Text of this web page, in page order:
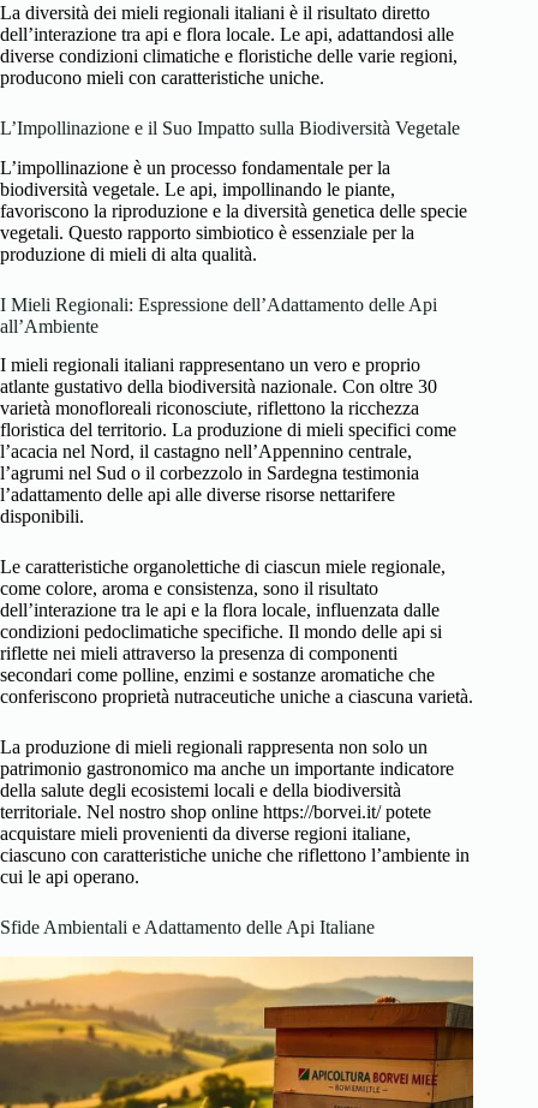
La diversità dei mieli regionali italiani è il risultato diretto
dell’interazione tra api e flora locale. Le api, adattandosi alle
diverse condizioni climatiche e floristiche delle varie regioni,
producono mieli con caratteristiche uniche.
L’Impollinazione e il Suo Impatto sulla Biodiversità Vegetale
L’impollinazione è un processo fondamentale per la
biodiversità vegetale. Le api, impollinando le piante,
favoriscono la riproduzione e la diversità genetica delle specie
vegetali. Questo rapporto simbiotico è essenziale per la
produzione di mieli di alta qualità.
I Mieli Regionali: Espressione dell’Adattamento delle Api
all’Ambiente
I mieli regionali italiani rappresentano un vero e proprio
atlante gustativo della biodiversità nazionale. Con oltre 30
varietà monofloreali riconosciute, riflettono la ricchezza
floristica del territorio. La produzione di mieli specifici come
l’acacia nel Nord, il castagno nell’Appennino centrale,
l’agrumi nel Sud o il corbezzolo in Sardegna testimonia
l’adattamento delle api alle diverse risorse nettarifere
disponibili.
Le caratteristiche organolettiche di ciascun miele regionale,
come colore, aroma e consistenza, sono il risultato
dell’interazione tra le api e la flora locale, influenzata dalle
condizioni pedoclimatiche specifiche. Il mondo delle api si
riflette nei mieli attraverso la presenza di componenti
secondari come polline, enzimi e sostanze aromatiche che
conferiscono proprietà nutraceutiche uniche a ciascuna varietà.
La produzione di mieli regionali rappresenta non solo un
patrimonio gastronomico ma anche un importante indicatore
della salute degli ecosistemi locali e della biodiversità
territoriale. Nel nostro shop online https://borvei.it/ potete
acquistare mieli provenienti da diverse regioni italiane,
ciascuno con caratteristiche uniche che riflettono l’ambiente in
cui le api operano.
Sfide Ambientali e Adattamento delle Api Italiane